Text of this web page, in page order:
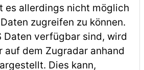
es allerdings nicht möglich
zugreifen zu können.
Daten verfügbar sind, wird
auf dem Zugradar anhand
Dies kann,